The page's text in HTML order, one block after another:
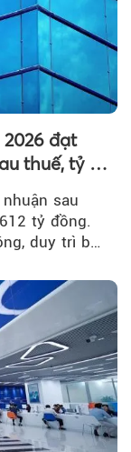
đạt
thuế, tỷ lệ
sau
tỷ đồng.
duy trì bộ